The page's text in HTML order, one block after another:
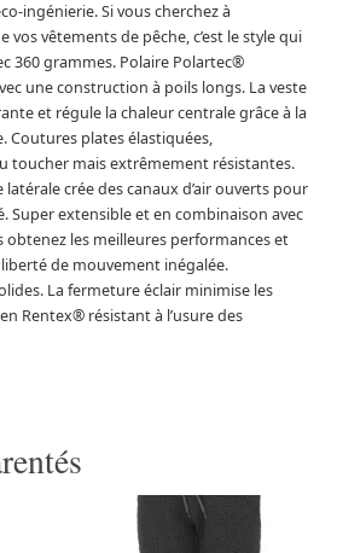
ingénierie. Si vous cherchez à
vêtements de pêche, c’est le style qui
360 grammes. Polaire Polartec®
une construction à poils longs. La veste
et régule la chaleur centrale grâce à la
plates élastiquées,
toucher mais extrêmement résistantes.
crée des canaux d’air ouverts pour
Super extensible et en combinaison avec
obtenez les meilleures performances et
de mouvement inégalée.
La fermeture éclair minimise les
Rentex® résistant à l’usure des